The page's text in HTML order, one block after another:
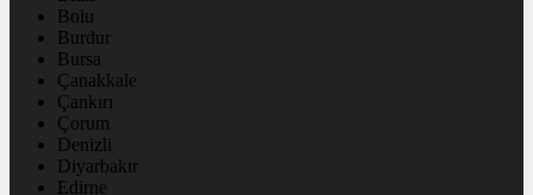
Bolu
Burdur
Bursa
Çanakkale
Çankırı
Çorum
Denizli
Diyarbakır
Edirne